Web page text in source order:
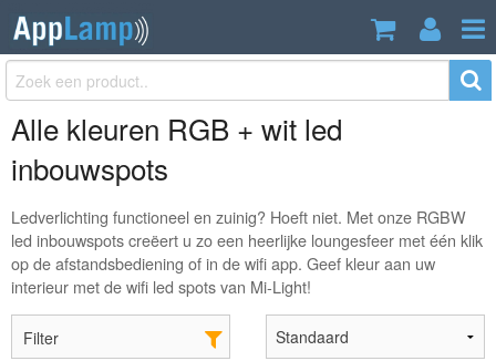
Alle kleuren RGB + wit led
inbouwspots
Ledverlichting functioneel en zuinig? Hoeft niet. Met onze RGBW
led inbouwspots creëert u zo een heerlijke loungesfeer met één klik
op de afstandsbediening of in de wifi app. Geef kleur aan uw
interieur met de wifi led spots van Mi-Light!
Filter